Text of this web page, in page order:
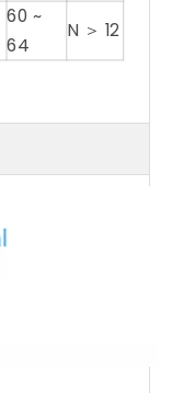
60 ~
64
N ＞ 12